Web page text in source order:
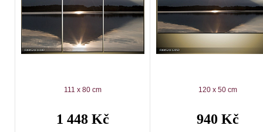
111 x 80 cm
1 448 Kč
120 x 50 cm
940 Kč